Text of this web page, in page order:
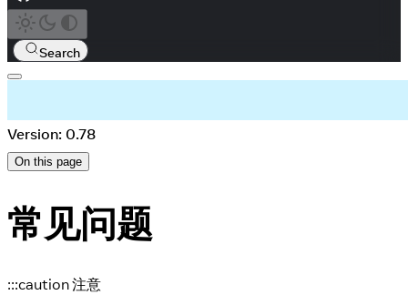
Search
Version: 0.78
On this page
常见问题
:::caution 注意